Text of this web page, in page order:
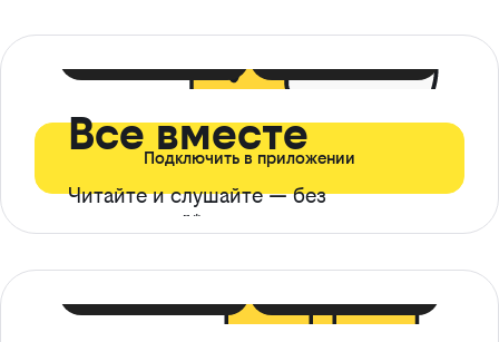
Все вместе
Читайте и слушайте — без
ограничений*
Подключить в приложении